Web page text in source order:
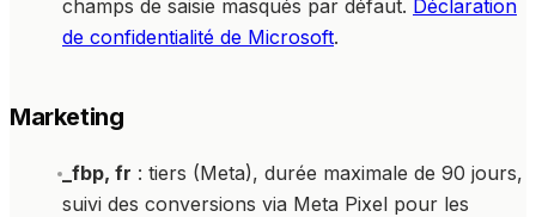
champs de saisie masqués par défaut. Déclaration
de confidentialité de Microsoft.
Marketing
_fbp, fr : tiers (Meta), durée maximale de 90 jours,
suivi des conversions via Meta Pixel pour les